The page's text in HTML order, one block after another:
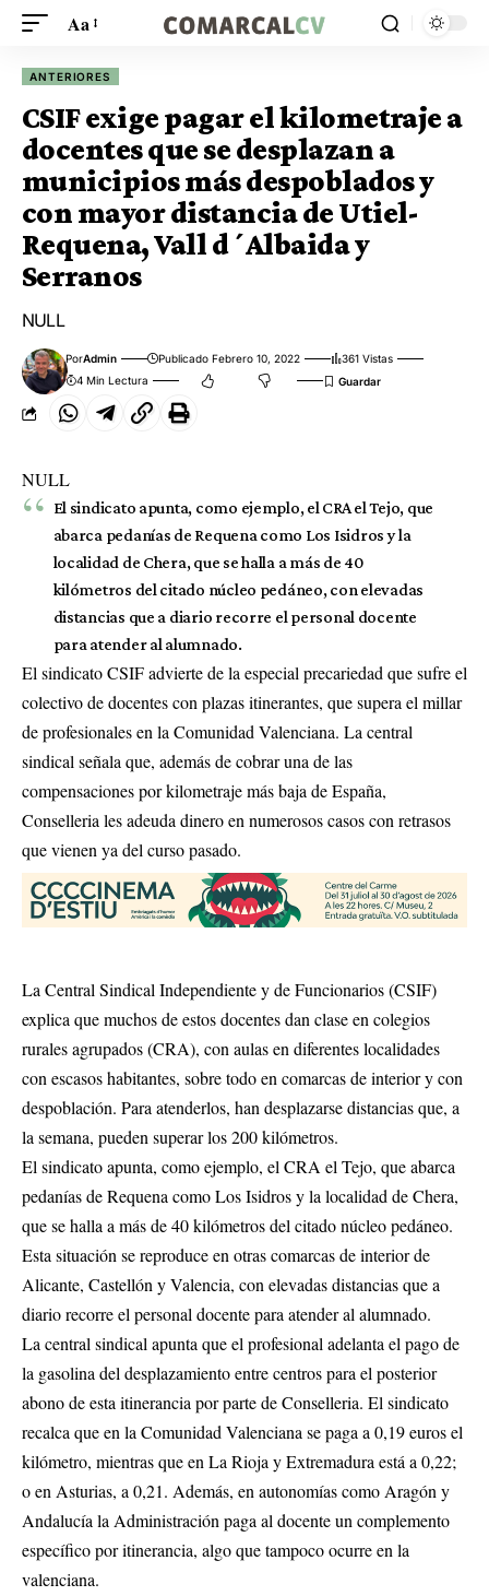
Aa
ANTERIORES
CSIF exige pagar el kilometraje a
docentes que se desplazan a
municipios más despoblados y
con mayor distancia de Utiel-
Requena, Vall d´Albaida y
Serranos
NULL
PorAdmin Publicado Febrero 10, 2022
361 Vistas
4 Min Lectura
NULL
El sindicato apunta, como ejemplo, el CRA el Tejo, que
abarca pedanías de Requena como Los Isidros y la
localidad de Chera, que se halla a más de 40
kilómetros del citado núcleo pedáneo, con elevadas
distancias que a diario recorre el personal docente
para atender al alumnado.
El sindicato CSIF advierte de la especial precariedad que sufre el
colectivo de docentes con plazas itinerantes, que supera el millar
de profesionales en la Comunidad Valenciana. La central
sindical señala que, además de cobrar una de las
compensaciones por kilometraje más baja de España,
Conselleria les adeuda dinero en numerosos casos con retrasos
que vienen ya del curso pasado.
La Central Sindical Independiente y de Funcionarios (CSIF)
explica que muchos de estos docentes dan clase en colegios
rurales agrupados (CRA), con aulas en diferentes localidades
con escasos habitantes, sobre todo en comarcas de interior y con
despoblación. Para atenderlos, han desplazarse distancias que, a
la semana, pueden superar los 200 kilómetros.
El sindicato apunta, como ejemplo, el CRA el Tejo, que abarca
pedanías de Requena como Los Isidros y la localidad de Chera,
que se halla a más de 40 kilómetros del citado núcleo pedáneo.
Esta situación se reproduce en otras comarcas de interior de
Alicante, Castellón y Valencia, con elevadas distancias que a
diario recorre el personal docente para atender al alumnado.
La central sindical apunta que el profesional adelanta el pago de
la gasolina del desplazamiento entre centros para el posterior
abono de esta itinerancia por parte de Conselleria. El sindicato
recalca que en la Comunidad Valenciana se paga a 0,19 euros el
kilómetro, mientras que en La Rioja y Extremadura está a 0,22;
o en Asturias, a 0,21. Además, en autonomías como Aragón y
Andalucía la Administración paga al docente un complemento
específico por itinerancia, algo que tampoco ocurre en la
valenciana.